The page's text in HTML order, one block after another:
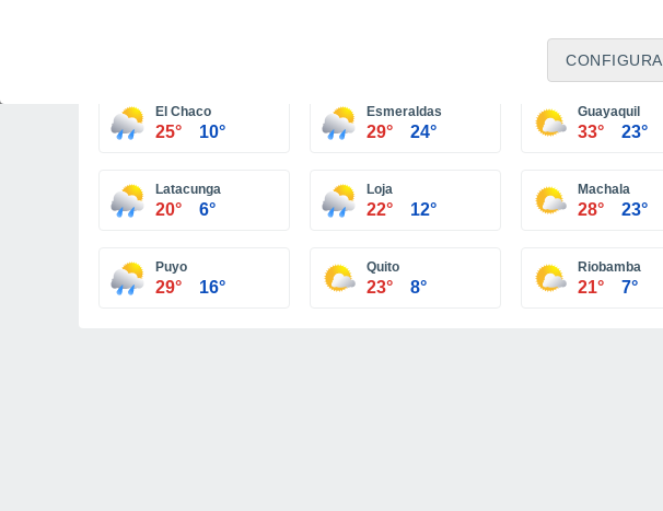
22° 9°
El Chaco
25° 10°
Esmeraldas
29° 24°
Guayaquil
33° 23°
Latacunga
20° 6°
Loja
22° 12°
Machala
28° 23°
Puyo
29° 16°
Quito
23° 8°
Riobamba
21° 7°